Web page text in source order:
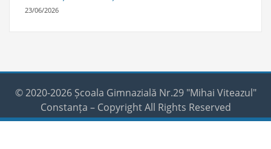
23/06/2026
© 2020-2026 Școala Gimnazială Nr.29 "Mihai Viteazul"
Constanța – Copyright All Rights Reserved